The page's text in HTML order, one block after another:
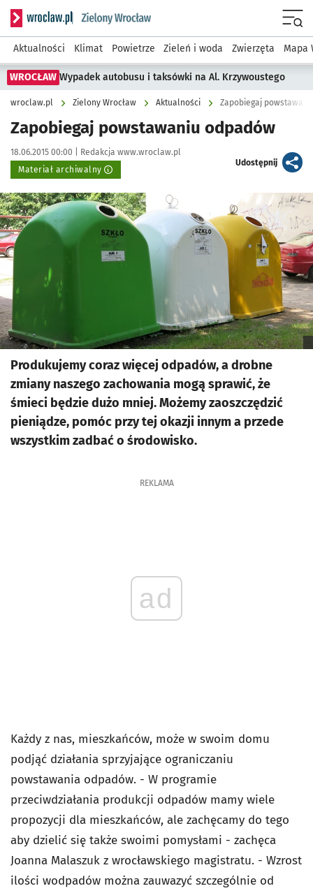
Serwis informacyjny wroclaw.pl podserwis: Środowisko we
Aktualności Klimat Powietrze Zieleń i woda Zwierzęta Mapa
WROCŁAW Wypadek autobusu i taksówki na Al. Krzywoustego
wroclaw.pl Zielony Wrocław Aktualności Zapobiegaj
Zapobiegaj powstawaniu odpadów
Data publikacji:
18.06.2015 00:00 | Autor:
Redakcja www.wroclaw.pl
Materiał archiwalny
Udostępnijartykuł
Kliknij, aby powiększyć
Produkujemy coraz więcej odpadów, a drobne
zmiany naszego zachowania mogą sprawić, że
śmieci będzie dużo mniej. Możemy zaoszczędzić
pieniądze, pomóc przy tej okazji innym a przede
wszystkim zadbać o środowisko.
REKLAMA
ad
Każdy z nas, mieszkańców, może w swoim domu
podjąć działania sprzyjające ograniczaniu
powstawania odpadów. - W programie
przeciwdziałania produkcji odpadów mamy wiele
propozycji dla mieszkańców, ale zachęcamy do tego
aby dzielić się także swoimi pomysłami - zachęca
Joanna Malaszuk z wrocławskiego magistratu. - Wzrost
ilości wodpadów można zauwazyć szczególnie od